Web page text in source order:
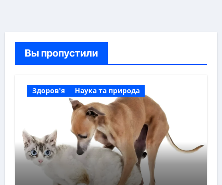
Вы пропустили
Здоров'я Наука та природа